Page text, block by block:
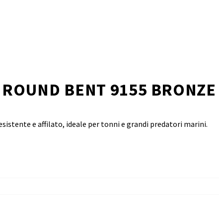
BENT 9155
e affilato, ideale per tonni e grandi predatori marini.